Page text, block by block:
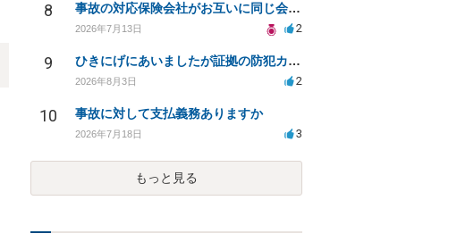
8 事故の対応保険会社がお互いに同じ会社でした。
2026年7月13日 2
9 ひきにげにあいましたが証拠の防犯カメラがうつってない
2026年8月3日 2
10 事故に対して支払義務ありますか
2026年7月18日 3
もっと見る